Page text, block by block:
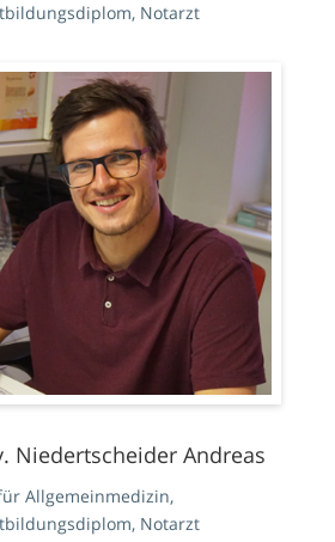
Notarzt
Niedertscheider Andreas
Allgemeinmedizin,
Notarzt